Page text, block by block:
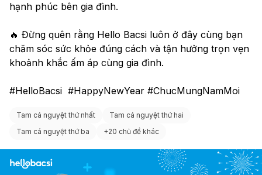
hạnh phúc bên gia đình.
🔥 Đừng quên rằng Hello Bacsi luôn ở đây cùng bạn
chăm sóc sức khỏe đúng cách và tận hưởng trọn vẹn
khoảnh khắc ấm áp cùng gia đình.
#HelloBacsi  #HappyNewYear #ChucMungNamMoi
Tam cá nguyệt thứ nhất
Tam cá nguyệt thứ hai
Tam cá nguyệt thứ ba
+20 chủ đề khác